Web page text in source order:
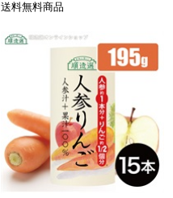
送料無料商品